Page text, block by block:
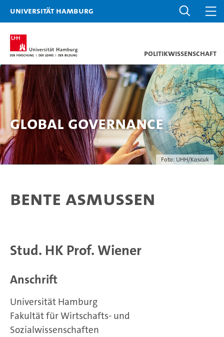
Universität Hamburg
Politikwissenschaft
Foto: UHH/Koscuk
Global Governance
Bente Asmussen
Stud. HK Prof. Wiener
Anschrift
Universität Hamburg
Fakultät für Wirtschafts- und
Sozialwissenschaften